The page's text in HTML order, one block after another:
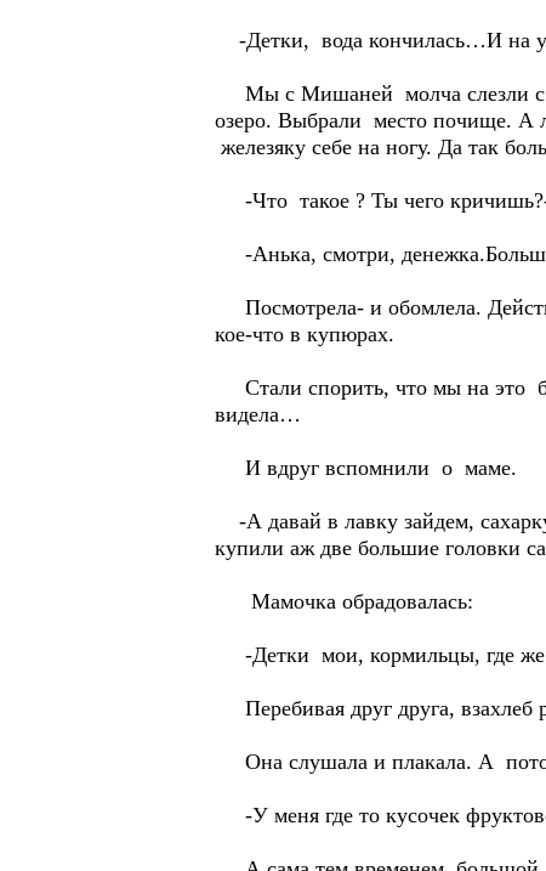
-Детки, вода кончилась…И на
Мы с Мишаней молча слезли с
озеро. Выбрали место почище. А
железяку себе на ногу. Да так
-Что такое ? Ты чего
-Анька, смотри,
Посмотрела- и обомлела.
кое-что в купюрах.
Стали спорить, что мы на это
видела…
И вдруг вспомнили о
-А давай в лавку зайдем,
купили аж две большие
Мамочка обрадовалась:
-Детки мои, кормильцы, где же
Перебивая друг друга, взахлеб
Она слушала и плакала. А
-У меня где то кусочек